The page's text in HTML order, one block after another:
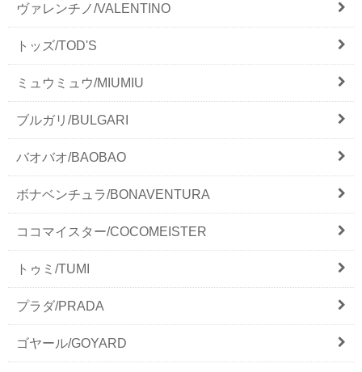
ヴァレンチノ/VALENTINO
トッズ/TOD'S
ミュウミュウ/MIUMIU
ブルガリ/BULGARI
バオバオ/BAOBAO
ボナベンチュラ/BONAVENTURA
ココマイスター/COCOMEISTER
トゥミ/TUMI
プラダ/PRADA
ゴヤール/GOYARD